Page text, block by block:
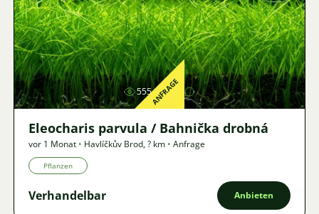
Bild
555 2
ANFRAGE
Eleocharis parvula / Bahnička drobná
vor 1 Monat • Havlíčkův Brod,? km • Anfrage
Pflanzen
Verhandelbar Anbieten